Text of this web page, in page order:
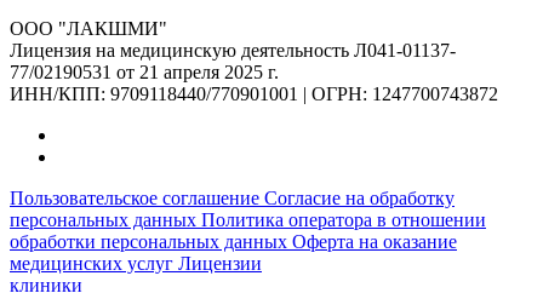
ООО "ЛАКШМИ"
Лицензия на медицинскую деятельность Л041-01137-
77/02190531 от 21 апреля 2025 г.
ИНН/КПП: 9709118440/770901001 | ОГРН: 1247700743872
Пользовательское соглашение Согласие на обработку
персональных данных Политика оператора в отношении
обработки персональных данных Оферта на оказание
медицинских услуг Лицензии
клиники